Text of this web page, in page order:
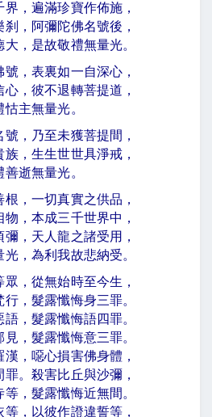
，遍滿珍寶作佈施，
，阿彌陀佛名號後，
大，是故敬禮無量光。
，表裏如一自深心，
，彼不退轉菩提道，
怙主無量光。
，乃至未獲菩提間，
，生生世世具淨戒，
善逝無量光。
，一切真實之供品，
，本成三千世界中，
，天人龍之諸受用，
，為利我故悲納受。
，從無始時至今生，
，髮露懺悔身三罪。
，髮露懺悔語四罪。
，髮露懺悔意三罪。
，噁心損害佛身體，
。殺害比丘與沙彌，
，髮露懺悔近無間。
，以彼作證違誓等，